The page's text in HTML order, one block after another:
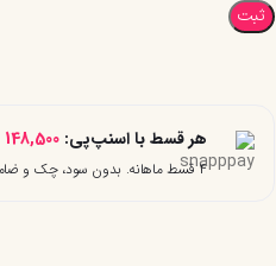
ثبت
هر قسط با اسنپ‌پی: 148,500
۴ قسط ماهانه. بدون سود، چک و ضامن.